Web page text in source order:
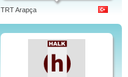
TRT Arapça